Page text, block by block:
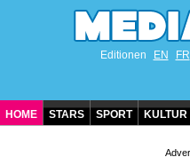
Editionen EN FR
HOME STARS SPORT KULTUR